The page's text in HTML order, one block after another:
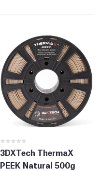
3DXTech ThermaX
PEEK Natural 500g